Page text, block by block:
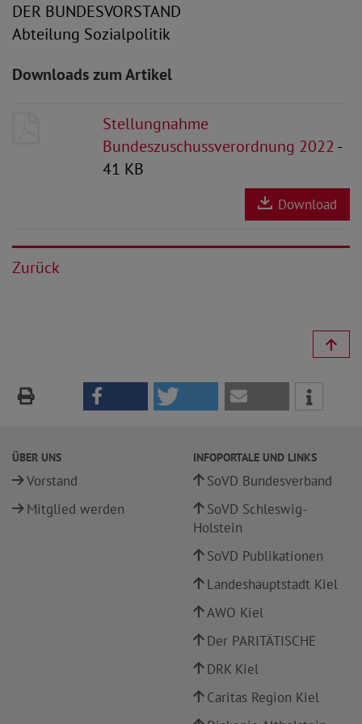
DER BUNDESVORSTAND
Abteilung Sozialpolitik
Downloads zum Artikel
Stellungnahme
Bundeszuschussverordnung 2022-
41 KB
Download
Zurück
ÜBER UNS
Vorstand
Mitglied werden
INFOPORTALE UND LINKS
SoVD Bundesverband
SoVD Schleswig-
Holstein
SoVD Publikationen
Landeshauptstadt Kiel
AWO Kiel
Der PARITÄTISCHE
DRK Kiel
Caritas Region Kiel